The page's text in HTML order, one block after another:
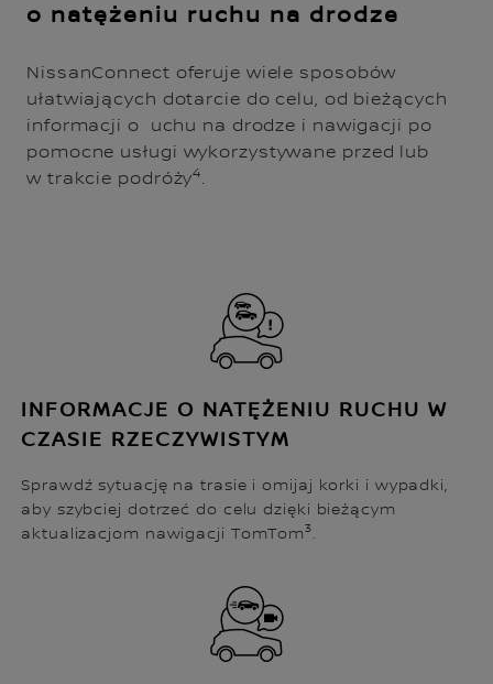
o natężeniu ruchu na drodze
NissanConnect oferuje wiele sposobów
ułatwiających dotarcie do celu, od bieżących
informacji o uchu na drodze i nawigacji po
pomocne usługi wykorzystywane przed lub
w trakcie podróży4.
INFORMACJE O NATĘŻENIU RUCHU W
CZASIE RZECZYWISTYM
Sprawdź sytuację na trasie i omijaj korki i wypadki,
aby szybciej dotrzeć do celu dzięki bieżącym
aktualizacjom nawigacji TomTom3.